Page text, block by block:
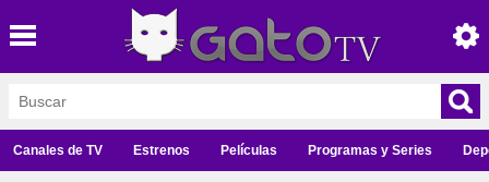
Canales de TV Estrenos Películas Programas y Series